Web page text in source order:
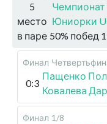
5
место Юниорки
в паре 50% побед 1
Финал
0:3
Пащенко
Ковалева
Финал 1/8